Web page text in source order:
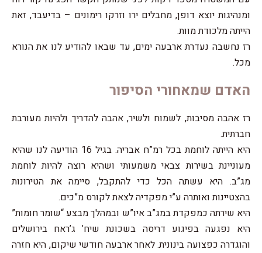
ומנהיגות יוצא דופן, מחבלים ירו וזרקו רימונים – בדיעבד, זאת
הייתה מלכודת מוות.
רז נחשבה נעדרת ארבעה ימים, עד שבאו להודיע לנו את הנורא
מכל.
האדם שמאחורי הסיפור
רז אהבה מסיבות, לשמוח ולשיר, אהבה להדריך ולהיות מעורבת
חברתית.
היא הייתה לוחמת בכל רמ”ח אבריה. בגיל 16 הודיעה לנו שהיא
מעוניינת בשירות צבאי משמעותי ושהיא רוצה להיות לוחמת
מג”ב. היא עשתה הכל כדי להתקבל, סיימה את הטירונות
בהצטיינות ואותרה ע”י מפקדיה לצאת לקורס מ”כים.
היא שירתה כמפקדת במג”ב איו”ש ובמהלך מבצע “שומר חומות”
היא נפגעה בפיגוע דריסה בשכונת שיח’ ג’ראח בירושלים
והוגדרה כפצועה בינונית. לאחר ארבעה חודשי שיקום, היא חזרה